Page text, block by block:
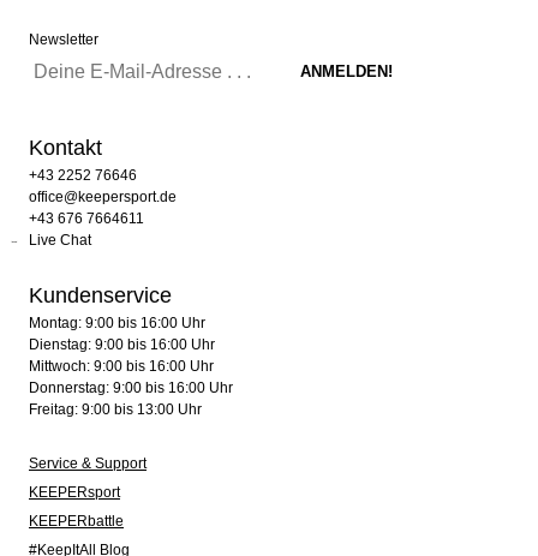
Newsletter
Kontakt
+43 2252 76646
office@keepersport.de
+43 676 7664611
Live Chat
Kundenservice
Montag: 9:00 bis 16:00 Uhr
Dienstag: 9:00 bis 16:00 Uhr
Mittwoch: 9:00 bis 16:00 Uhr
Donnerstag: 9:00 bis 16:00 Uhr
Freitag: 9:00 bis 13:00 Uhr
Service & Support
KEEPERsport
KEEPERbattle
#KeepItAll Blog